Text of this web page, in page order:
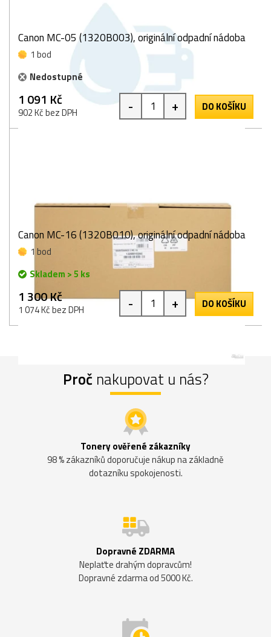
Canon MC-05 (1320B003), originální odpadní nádoba
1 bod
Nedostupné
1 091 Kč
902 Kč bez DPH - + DO KOŠÍKU
Canon MC-16 (1320B010), originální odpadní nádoba
1 bod
Skladem > 5 ks
1 300 Kč
1 074 Kč bez DPH - + DO KOŠÍKU
Proč nakupovat u nás?
Tonery ověřené zákazníky
98 % zákazníků doporučuje nákup na základně
dotazníku spokojenosti.
Dopravné ZDARMA
Neplaťte drahým dopravcům!
Dopravné zdarma od 5000 Kč.